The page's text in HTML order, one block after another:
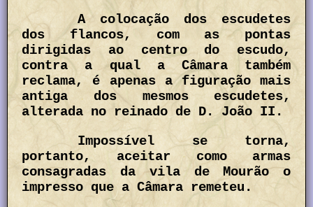
A colocação dos escudetes
dos flancos, com as pontas
dirigidas ao centro do escudo,
contra a qual a Câmara também
reclama, é apenas a figuração mais
antiga dos mesmos escudetes,
alterada no reinado de D. João II.
Impossível se torna,
portanto, aceitar como armas
consagradas da vila de Mourão o
impresso que a Câmara remeteu.